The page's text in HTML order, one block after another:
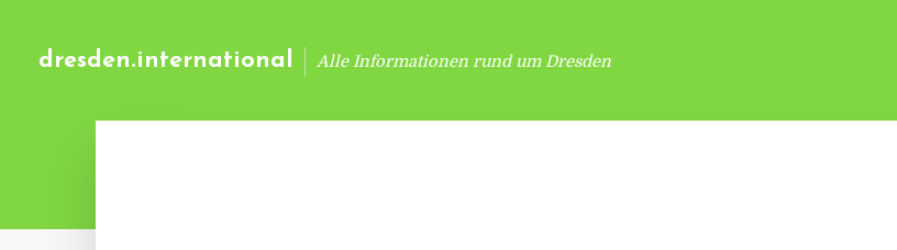
dresden.international Alle Informationen rund um Dresden